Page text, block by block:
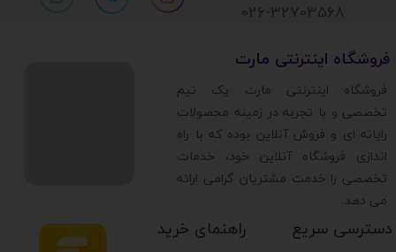
سوکت قابل پشتیبانی
نورپردازی
سری خنک‌کننده
نوع مایع داخل واتر کولر
جنس رادیاتور
دسترسی سریع راهنمای خرید
​فروشگاه اینترنتی مارت
​فروشگاه اینترنتی مارت یک تیم
تخصصی و با تجربه در زمینه محصولات
رایانه ای و فروش آنلاین بوده که با راه
اندازی فروشگاه آنلاین خود، خدمات
تخصصی را خدمت مشتریان گرامی ارائه
می دهد.
026-32703568